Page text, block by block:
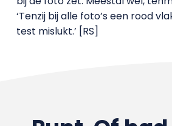
‘Tenzij bij alle foto’s een rood
test mislukt.’ [RS]